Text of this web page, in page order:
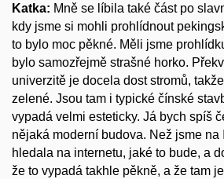
Katka: Mně se líbila také část po
kdy jsme si mohli prohlídnout
to bylo moc pěkné. Měli jsme
bylo samozřejmě strašné horko.
univerzitě je docela dost stromů,
zelené. Jsou tam i typické čínské
vypadá velmi esteticky. Já bych spíš
nějaká moderní budova. Než jsme na
hledala na internetu, jaké to bude, a
že to vypadá takhle pěkně, a že tam